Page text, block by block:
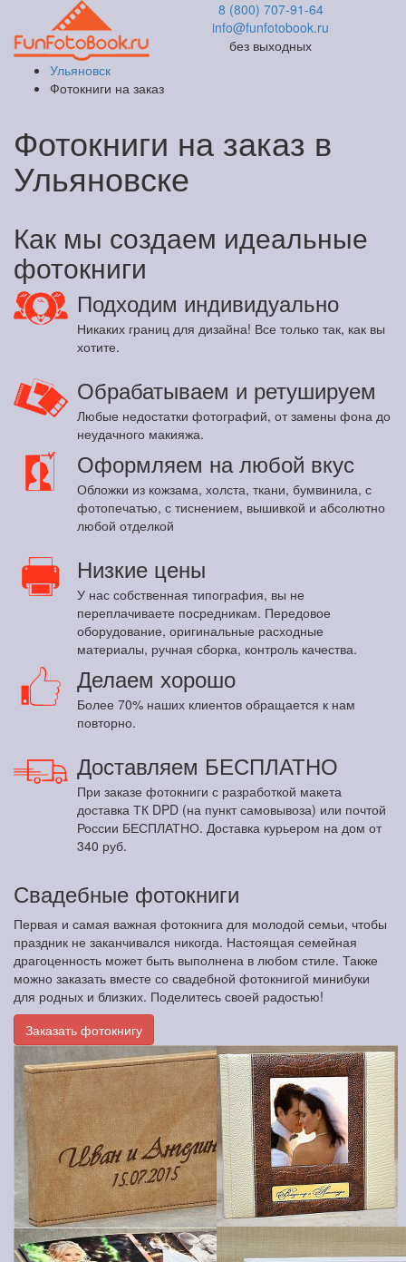
8 (800) 707-91-64
info@funfotobook.ru
без выходных
Ульяновск
Фотокниги на заказ
Фотокниги на заказ в
Ульяновске
Как мы создаем идеальные
фотокниги
Подходим индивидуально
Никаких границ для дизайна! Все только так, как вы
хотите.
Обрабатываем и ретушируем
Любые недостатки фотографий, от замены фона до
неудачного макияжа.
Оформляем на любой вкус
Обложки из кожзама, холста, ткани, бумвинила, с
фотопечатью, с тиснением, вышивкой и абсолютно
любой отделкой
Низкие цены
У нас собственная типография, вы не
переплачиваете посредникам. Передовое
оборудование, оригинальные расходные
материалы, ручная сборка, контроль качества.
Делаем хорошо
Более 70% наших клиентов обращается к нам
повторно.
Доставляем БЕСПЛАТНО
При заказе фотокниги с разработкой макета
доставка ТК DPD (на пункт самовывоза) или почтой
России БЕСПЛАТНО. Доставка курьером на дом от
340 руб.
Свадебные фотокниги
Первая и самая важная фотокнига для молодой семьи, чтобы
праздник не заканчивался никогда. Настоящая семейная
драгоценность может быть выполнена в любом стиле. Также
можно заказать вместе со свадебной фотокнигой минибуки
для родных и близких. Поделитесь своей радостью!
Заказать фотокнигу